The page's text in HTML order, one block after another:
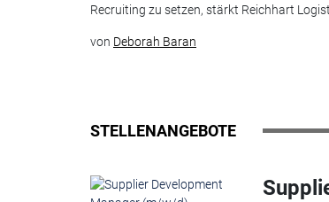
Recruiting zu setzen, stärkt Reichhart
von Deborah Baran
STELLENANGEBOTE